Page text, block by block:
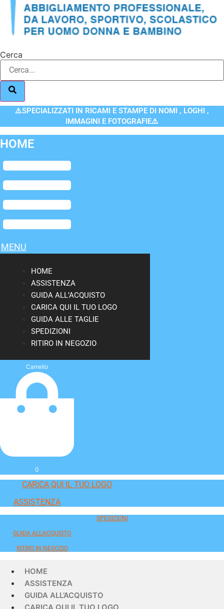
Cerca
⚠️SPECIALIZZATI IN RICAMI E STAMPE DI NOMI , LOGHI ,
IMMAGINI E FOTOGRAFIE⚠️
HOME
Flyout
Menu
MENU
HOME
ASSISTENZA
GUIDA ALL’ACQUISTO
CARICA QUI IL TUO LOGO
GUIDA ALLE TAGLIE
SPEDIZIONI
RITIRO IN NEGOZIO
Carrello
0
CARICA QUI IL TUO LOGO
ASSISTENZA
SPEDIZIONI
GUIDA ALL'ACQUISTO
RITIRO IN NEGOZIO
HOME
ASSISTENZA
GUIDA ALL’ACQUISTO